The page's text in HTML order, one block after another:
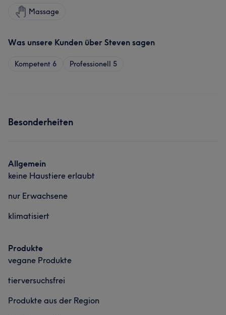
Massage
Was unsere Kunden über Steven sagen
Kompetent 6 Professionell 5
Besonderheiten
Allgemein
keine Haustiere erlaubt
nur Erwachsene
klimatisiert
Produkte
vegane Produkte
tierversuchsfrei
Produkte aus der Region